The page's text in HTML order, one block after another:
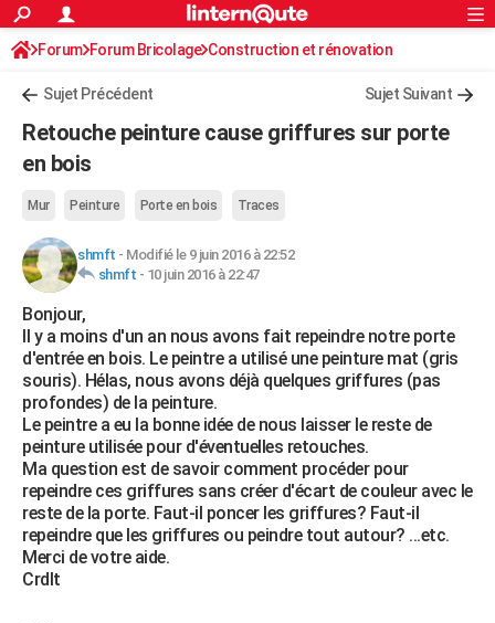
ACTUALITÉS
Politique
Société
Faits Divers
Education
Monde
Villes
+
Programme TV
Streaming
Cinéma
Sorties cinéma
Musique
FINANCE
Retraite
Impôts
Epargne
Immobilier
Risques naturels par ville
Banque
Assurance
Crédit
AUTO
Essais
Réserver un essai
Citadines
Berlines
SUV
Forum auto
HIGH-TECH
Mobiles
Meilleur smartphone
Internet
Ordinateurs
Jeux vidéo
Guide high-tech
BRICOLAGE
Forum
Aménagement intérieur
Extérieur
Cuisine
Salle de bains
Jardinage
Rangement
WEEK-END
Guides de France
Escapades
Patrimoine
Expositions
Musées
Week-end nature
+LIFESTYLE
Art de vivre
Bien-être
Loisirs
Mode
Modes de vie
SANTE
Alimentation
Guide de la santé
Maladies
Médicaments
Sommeil
VOYAGE
Destinations
City break
Voyage nature
Voyage de noces
Forum
Climat
+PHOTO
GUIDES D'ACHAT
Rechercher
S'inscrire
Connexion
Forum Forum Bricolage Construction et rénovation
Peinture, Vernis, Tapissserie
Sujet Précédent Sujet Suivant
Retouche peinture cause griffures sur porte
en bois
Mur Peinture Porte en bois Traces
shmft - Modifié le 9 juin 2016 à 22:52
shmft - 10 juin 2016 à 22:47
Bonjour,
Il y a moins d'un an nous avons fait repeindre notre porte
d'entrée en bois. Le peintre a utilisé une peinture mat (gris
souris). Hélas, nous avons déjà quelques griffures (pas
profondes) de la peinture.
Le peintre a eu la bonne idée de nous laisser le reste de
peinture utilisée pour d'éventuelles retouches.
Ma question est de savoir comment procéder pour
repeindre ces griffures sans créer d'écart de couleur avec le
reste de la porte. Faut-il poncer les griffures? Faut-il
repeindre que les griffures ou peindre tout autour? ...etc.
Merci de votre aide.
Crdlt